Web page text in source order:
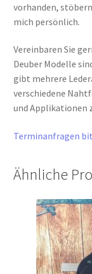
vorhanden,
mich persönlich.
Vereinbaren Sie
Deuber Modelle
gibt mehrere
verschiedene
und Applikationen
Terminanfragen
Ähnliche